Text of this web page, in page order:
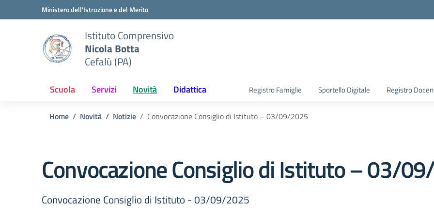
Vai ai contenuti
Vai al menu di navigazioneMinistero dell'Istruzione e del Merito
Istituto Comprensivo
Nicola Botta
Cefalù (PA)
Scuola Servizi Novità Didattica Registro Famiglie Sportello Digitale Registro
Home Novità Notizie Convocazione Consiglio di Istituto – 03/09/2025
Convocazione Consiglio di Istituto – 03/
Convocazione Consiglio di Istituto - 03/09/2025